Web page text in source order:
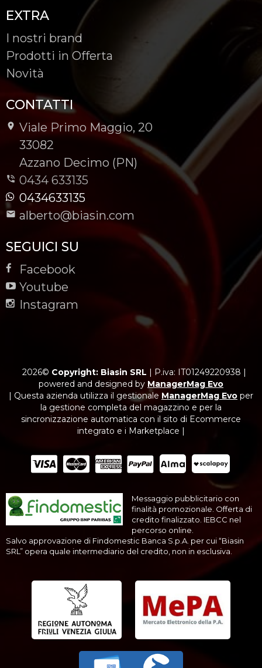
EXTRA
I nostri brand
Prodotti in Offerta
Novità
CONTATTI
Viale Primo Maggio, 20
-
33082
-
Azzano Decimo (PN)
0434 633135
0434633135
alberto@biasin.com
SEGUICI SU
Facebook
Youtube
Instagram
2026© Copyright: Biasin SRL | P.iva: IT01249220938 |
powered and designed by ManagerMag Evo
| Questa azienda utilizza il gestionale ManagerMag Evo per
la gestione completa del magazzino e per la
sincronizzazione automatica con il sito di Ecommerce
integrato e i Marketplace |
Messaggio pubblicitario con
finalità promozionale. Offerta di
credito finalizzato. IEBCC nel
percorso online.
Salvo approvazione di Findomestic Banca S.p.A. per cui “Biasin
SRL” opera quale intermediario del credito, non in esclusiva.